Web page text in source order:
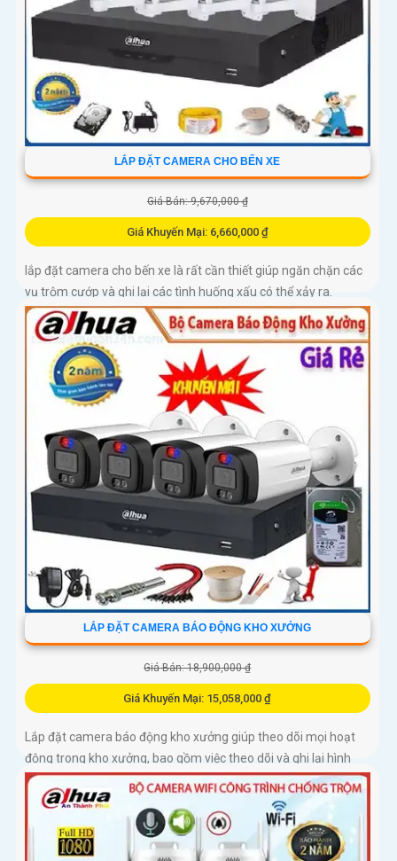
LẮP ĐẶT CAMERA CHO BẾN XE
Giá Bán: 9,670,000 ₫
Giá Khuyến Mại: 6,660,000 ₫
lắp đặt camera cho bến xe là rất cần thiết giúp ngăn chặn các
vụ trộm cướp và ghi lại các tình huống xấu có thể xảy ra.
LẮP ĐẶT CAMERA BÁO ĐỘNG KHO XƯỞNG
Giá Bán: 18,900,000 ₫
Giá Khuyến Mại: 15,058,000 ₫
Lắp đặt camera báo động kho xưởng giúp theo dõi mọi hoạt
động trong kho xưởng, bao gồm việc theo dõi và ghi lại hình
ảnh của mọi người hoặc phương tiện tiếp cận khu vực đó.
Nếu...